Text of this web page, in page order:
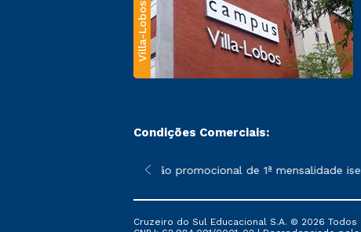
Villa-Lobos
Condições Comerciais:
sofrer alterações nos períodos de rematrícula conforme
*A condição promocional de 1ª mensalidade
Cruzeiro do Sul Educacional S.A. © 2026